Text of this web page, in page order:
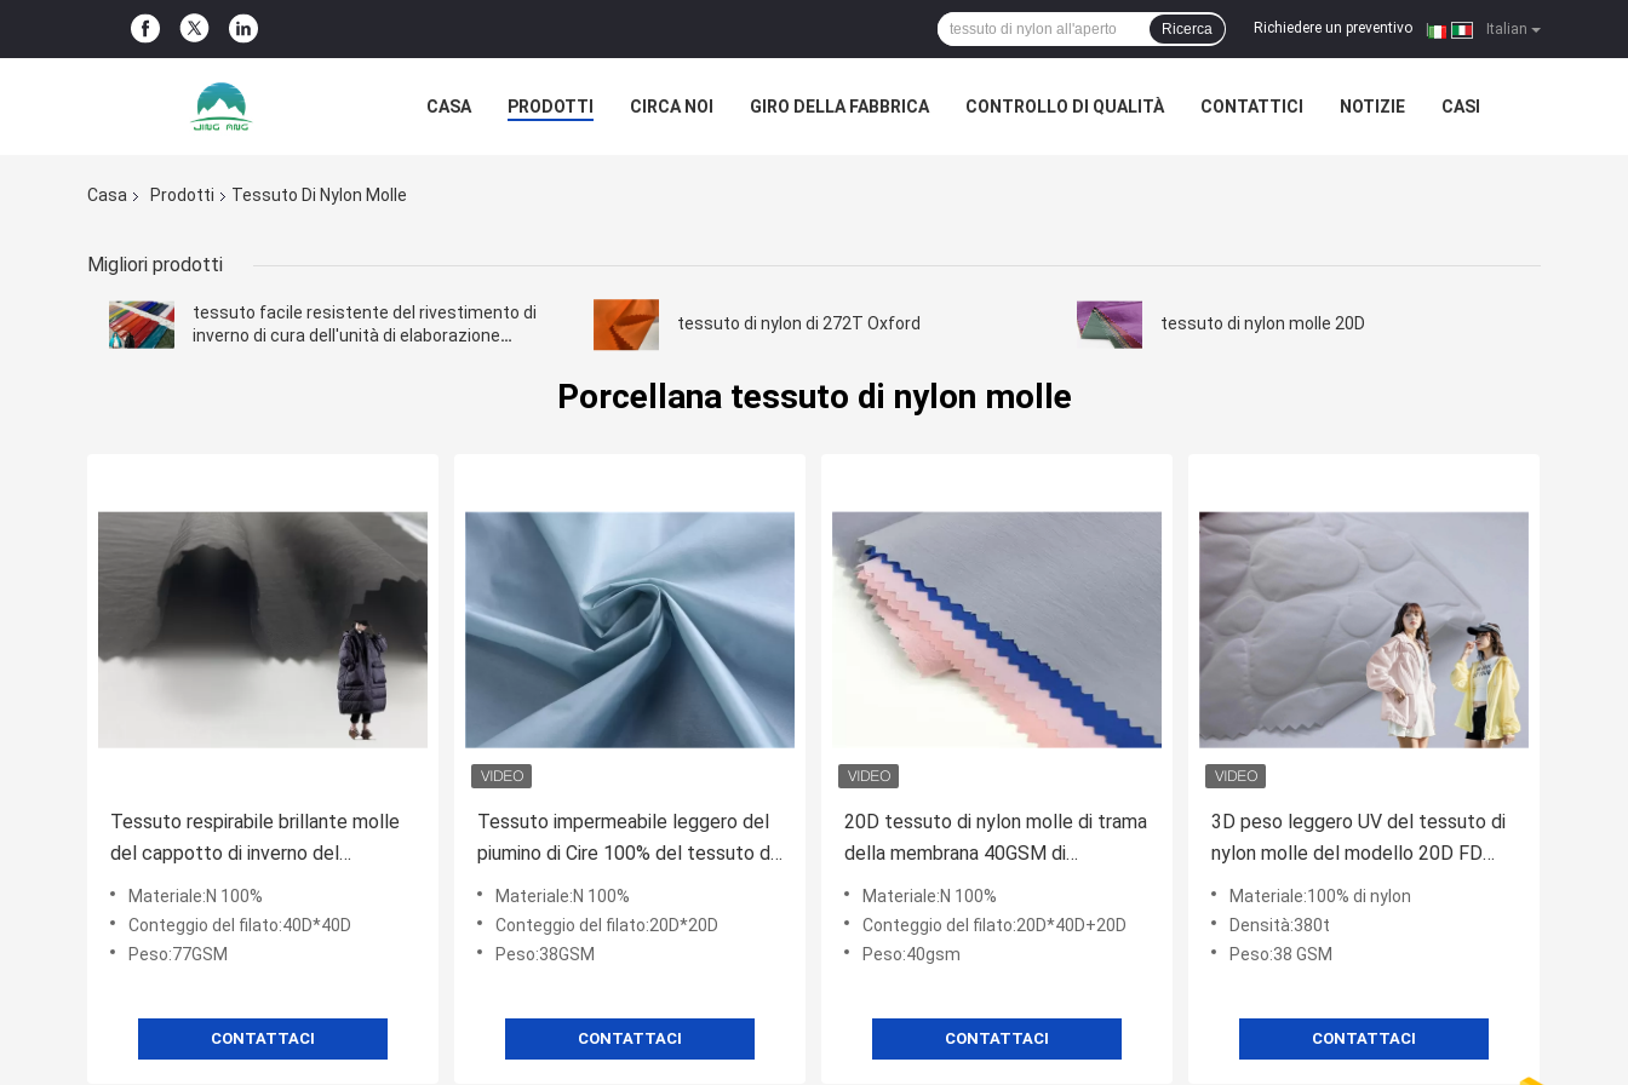
Italian
Richiedere un preventivo |
Ricerca
CASA PRODOTTI CIRCA NOI GIRO DELLA FABBRICA CONTROLLO DI QUALITÀ CONTATTICI NOTIZIE CASI
Casa
Prodotti Tessuto Di Nylon Molle
Migliori prodotti
tessuto facile resistente del rivestimento di
inverno di cura dell'unità di elaborazione
tessuto di nylon di 272T Oxford tessuto di nylon molle 20D
Porcellana tessuto di nylon molle
Tessuto respirabile brillante molle
del cappotto di inverno del
rivestimento di Handfeel della
grinza di nylon di 100%
Materiale:N 100%
Conteggio del filato:40D*40D
Peso:77GSM
CONTATTACI
Tessuto impermeabile leggero del
piumino di Cire 100% del tessuto di
nylon smussato di morbidezza dei
semi
Materiale:N 100%
Conteggio del filato:20D*20D
Peso:38GSM
CONTATTACI
20D tessuto di nylon molle di trama
della membrana 40GSM di
allungamento TPU
Materiale:N 100%
Conteggio del filato:20D*40D+20D
Peso:40gsm
CONTATTACI
3D peso leggero UV del tessuto di
nylon molle del modello 20D FD
antiMateriale:100% di nylon
Densità:380t
Peso:38 GSM
CONTATTACI